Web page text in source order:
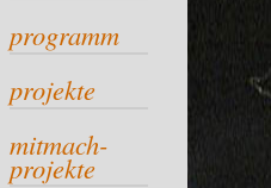
programm
projekte
mitmach-
projekte